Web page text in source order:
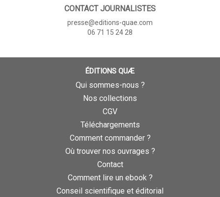
CONTACT JOURNALISTES
presse@editions-quae.com
06 71 15 24 28
ÉDITIONS QUÆ
Qui sommes-nous ?
Nos collections
CGV
Téléchargements
Comment commander ?
Où trouver nos ouvrages ?
Contact
Comment lire un ebook ?
Conseil scientifique et éditorial